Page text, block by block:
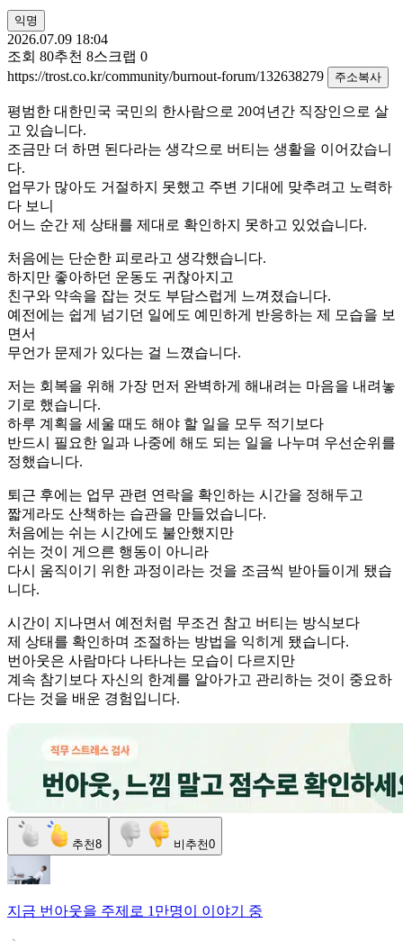
익명
2026.07.09 18:04
조회 80추천 8스크랩 0
https://trost.co.kr/community/burnout-forum/132638279
주소복사
평범한 대한민국 국민의 한사람으로 20여년간 직장인으로 살
고 있습니다.
조금만 더 하면 된다라는 생각으로 버티는 생활을 이어갔습니
다.
업무가 많아도 거절하지 못했고 주변 기대에 맞추려고 노력하
다 보니
어느 순간 제 상태를 제대로 확인하지 못하고 있었습니다.
처음에는 단순한 피로라고 생각했습니다.
하지만 좋아하던 운동도 귀찮아지고
친구와 약속을 잡는 것도 부담스럽게 느껴졌습니다.
예전에는 쉽게 넘기던 일에도 예민하게 반응하는 제 모습을 보
면서
무언가 문제가 있다는 걸 느꼈습니다.
저는 회복을 위해 가장 먼저 완벽하게 해내려는 마음을 내려놓
기로 했습니다.
하루 계획을 세울 때도 해야 할 일을 모두 적기보다
반드시 필요한 일과 나중에 해도 되는 일을 나누며 우선순위를
정했습니다.
퇴근 후에는 업무 관련 연락을 확인하는 시간을 정해두고
짧게라도 산책하는 습관을 만들었습니다.
처음에는 쉬는 시간에도 불안했지만
쉬는 것이 게으른 행동이 아니라
다시 움직이기 위한 과정이라는 것을 조금씩 받아들이게 됐습
니다.
시간이 지나면서 예전처럼 무조건 참고 버티는 방식보다
제 상태를 확인하며 조절하는 방법을 익히게 됐습니다.
번아웃은 사람마다 나타나는 모습이 다르지만
계속 참기보다 자신의 한계를 알아가고 관리하는 것이 중요하
다는 것을 배운 경험입니다.
추천8 비추천0
지금 번아웃을 주제로 1만명이 이야기 중